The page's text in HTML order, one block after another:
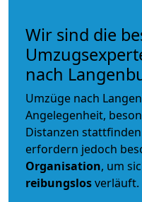
Wir sind die
nach
Umzüge nach
Angelegenheit,
Distanzen
erfordern jedoch
Organisation, um
reibungslosverläuft.